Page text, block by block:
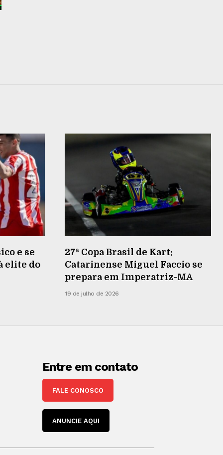
e se
elite do
27ª Copa Brasil de Kart:
Catarinense Miguel Faccio se
prepara em Imperatriz-MA
19 de julho de 2026
Entre em contato
FALE CONOSCO
ANUNCIE AQUI